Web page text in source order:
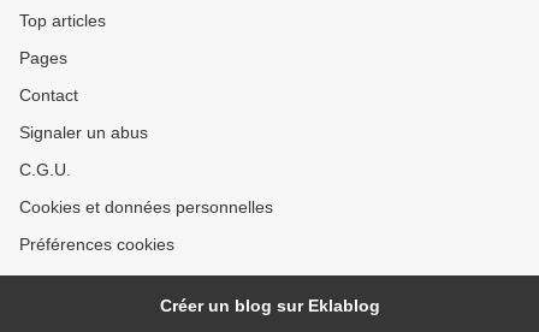
Top articles
Pages
Contact
Signaler un abus
C.G.U.
Cookies et données personnelles
Préférences cookies
Créer un blog sur Eklablog